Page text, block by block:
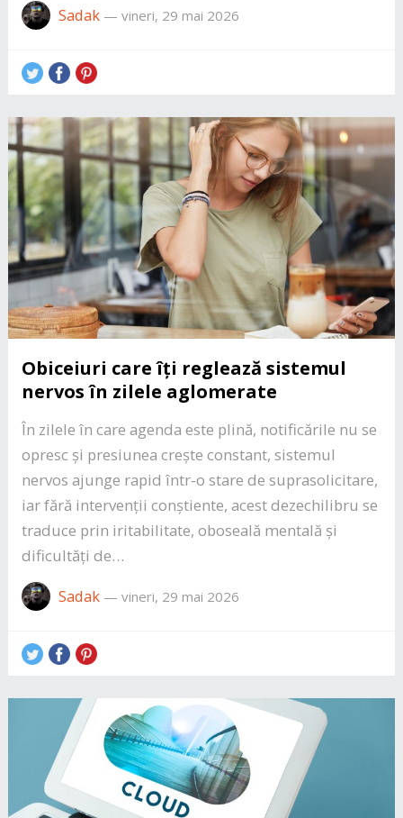
Sadak— vineri, 29 mai 2026
Obiceiuri care îți reglează sistemul
nervos în zilele aglomerate
În zilele în care agenda este plină, notificările nu se
opresc și presiunea crește constant, sistemul
nervos ajunge rapid într-o stare de suprasolicitare,
iar fără intervenții conștiente, acest dezechilibru se
traduce prin iritabilitate, oboseală mentală și
dificultăți de…
Sadak— vineri, 29 mai 2026